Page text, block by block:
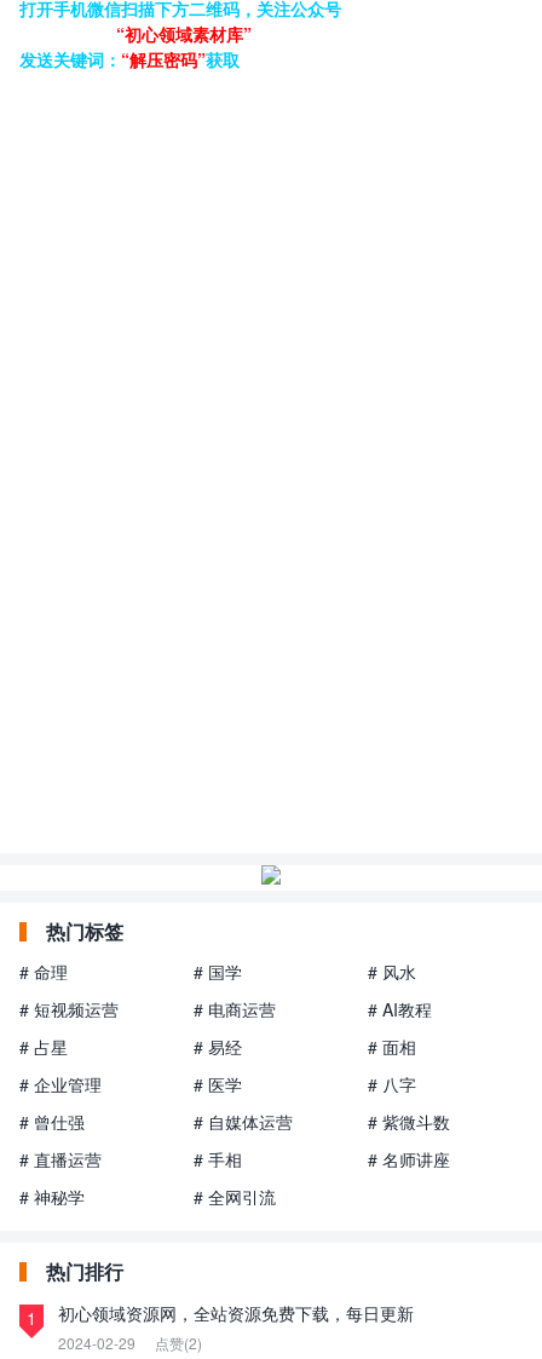
打开手机微信扫描下方二维码，关注公众号
“初心领域素材库”
发送关键词： “解压密码”获取
热门标签
# 命理 # 国学
# 风水
# 短视频运营
# 电商运营
# AI教程
# 占星
# 易经
# 面相
# 企业管理
# 医学
# 八字
# 曾仕强
# 自媒体运营
# 紫微斗数
# 直播运营
# 手相
# 名师讲座
# 神秘学
# 全网引流
热门排行
1 初心领域资源网，全站资源免费下载，每日更新
2024-02-29 点赞(2)